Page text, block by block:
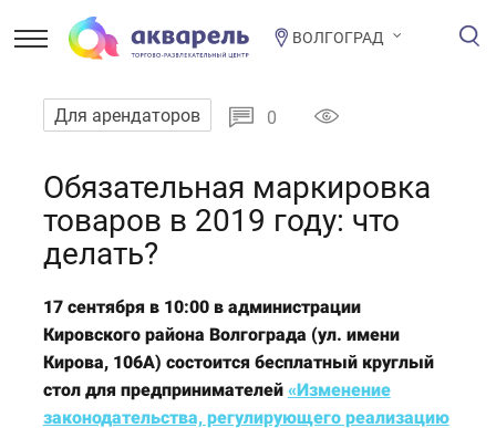
ВОЛГОГРАД
Для арендаторов 0
Обязательная маркировка
товаров в 2019 году: что
делать?
17 сентября в 10:00 в администрации
Кировского района Волгограда (ул. имени
Кирова, 106А) состоится бесплатный круглый
стол для предпринимателей «Изменение
законодательства, регулирующего реализацию